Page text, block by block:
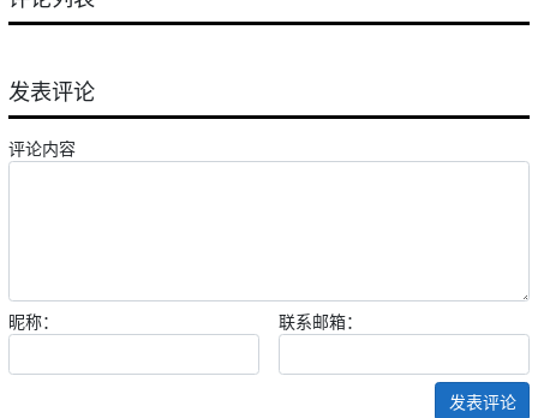
发表评论
评论内容
昵称： 联系邮箱：
发表评论